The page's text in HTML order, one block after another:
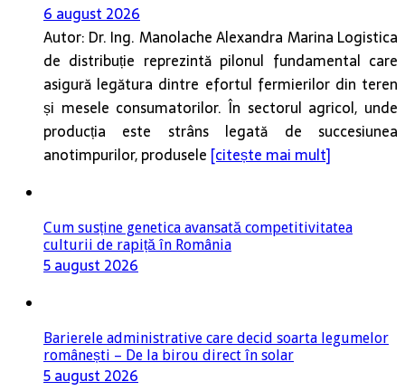
6 august 2026
Autor: Dr. Ing. Manolache Alexandra Marina Logistica
de distribuție reprezintă pilonul fundamental care
asigură legătura dintre efortul fermierilor din teren
și mesele consumatorilor. În sectorul agricol, unde
producția este strâns legată de succesiunea
anotimpurilor, produsele [citește mai mult]
Cum susține genetica avansată competitivitatea
culturii de rapiță în România
5 august 2026
Barierele administrative care decid soarta legumelor
românești – De la birou direct în solar
5 august 2026